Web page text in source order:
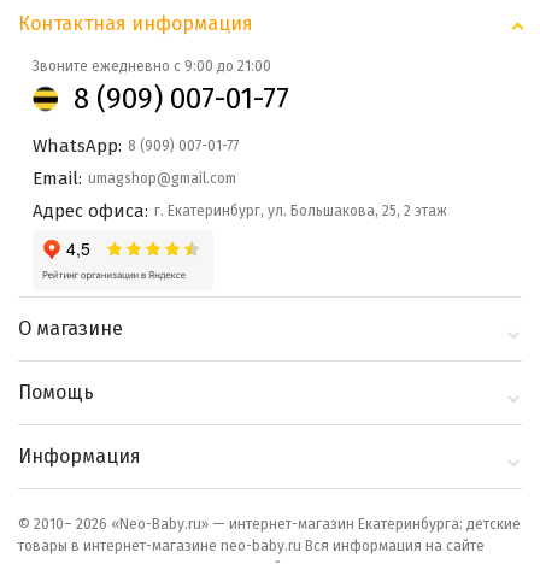
Контактная информация
Звоните ежедневно с 9:00 до 21:00
8 (909) 007-01-77
WhatsApp: 8 (909) 007-01-77
Email: umagshop@gmail.com
Адрес офиса: г. Екатеринбург, ул. Большакова, 25, 2 этаж
О магазине
Блог
Помощь
Как сделать заказ
Информация
© 2010– 2026 «Neo-Baby.ru» — интернет-магазин Екатеринбурга: детские
товары в интернет-магазине neo-baby.ru Вся информация на сайте